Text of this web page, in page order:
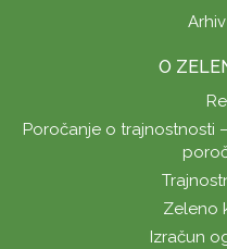
O
Poročanje o trajnostnosti
Zeleno
Izračun